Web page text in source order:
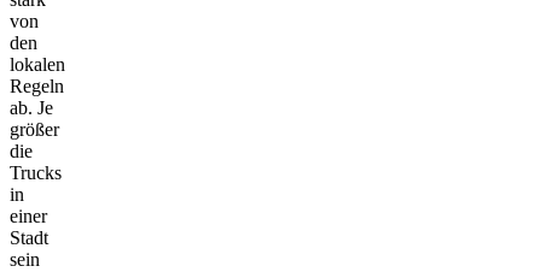
von
den
lokalen
Regeln
ab. Je
größer
die
Trucks
in
einer
Stadt
sein